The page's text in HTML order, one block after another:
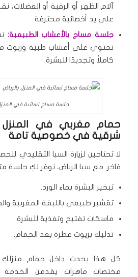
آلام الظهر أو الرقبة أو
على يد أخصائية محترفة.
جلسة مساج بالأعشاب الطبيعية:
تحتوي على أعشاب طبية وزيوت
كاملاً وتجديدًا للبشرة.
جلسة مساج نسائية في المنزل
حمام مغربي في المنزل
شرقية في خصوصية تامة
لا تحتاجين لزيارة السبا التقليدي
فاخر. مع سبا الرياض، نوفر لكِ جلسة
تبخير البشرة بماء الورد.
تقشير طبيعي بالليفة المغربية
ماسكات تفتيح وتغذية للبشرة.
تدليك بزيوت عطرة بعد الحمام.
كل هذا يحدث داخل حمام منزلكِ
مختصات ماهرات يقدمن الخدمة